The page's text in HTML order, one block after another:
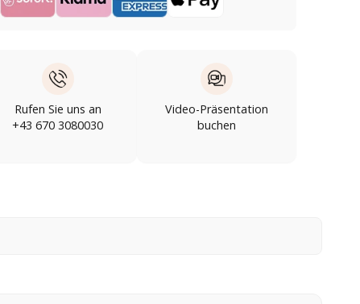
Rufen Sie uns an
+43 670 3080030
Video-Präsentation
buchen